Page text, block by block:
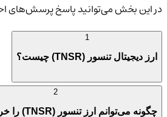
در این بخش می‌توانید پاسخ پرسش‌های
ارز دیجیتال تنسور (TNSR) چیست؟
چگونه می‌توانم ارز تنسور (TNSR) را خریداری کنم؟